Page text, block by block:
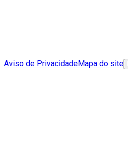
Aviso de PrivacidadeMapa do site